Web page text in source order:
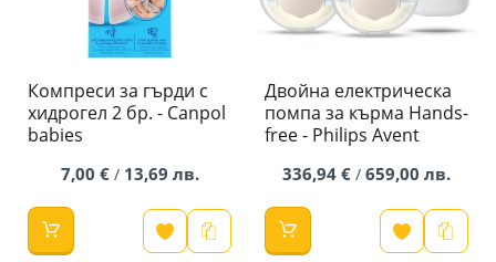
Компреси за гърди с
хидрогел 2 бр. - Canpol
babies
7,00 €/ 13,69 лв.
Двойна електрическа
помпа за кърма Hands-
free - Philips Avent
336,94 € / 659,00 лв.